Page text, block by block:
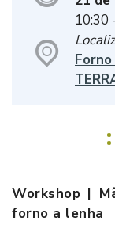
10:30
Workshop |
forno a lenha